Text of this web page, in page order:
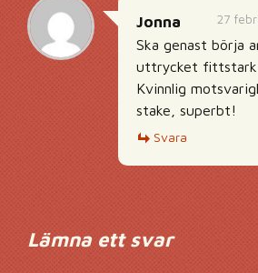
27
Jonna
Ska genast börja
uttrycket
Kvinnlig
stake, superbt!
Svara
Lämna ett svar